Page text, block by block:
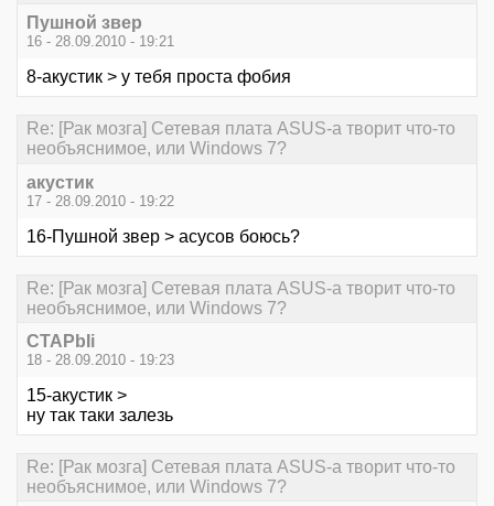
Пушной звер
16 - 28.09.2010 - 19:21
8-акустик > у тебя проста фобия
Re: [Рак мозга] Сетевая плата ASUS-а творит что-то
необъяснимое, или Windows 7?
акустик
17 - 28.09.2010 - 19:22
16-Пушной звер > асусов боюсь?
Re: [Рак мозга] Сетевая плата ASUS-а творит что-то
необъяснимое, или Windows 7?
CTAPbIi
18 - 28.09.2010 - 19:23
15-акустик >
ну так таки залезь
Re: [Рак мозга] Сетевая плата ASUS-а творит что-то
необъяснимое, или Windows 7?